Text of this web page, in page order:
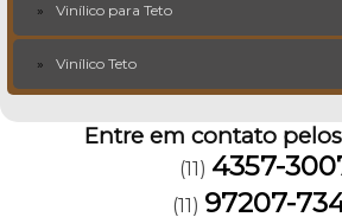
Vinílico para Teto
Vinílico Teto
Entre em contato
(11) 4357-
(11) 97207-